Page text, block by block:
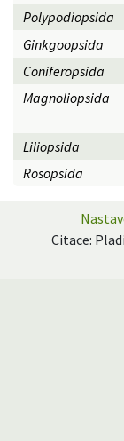
Polypodiopsida
Ginkgoopsida
Coniferopsida
Magnoliopsida
Liliopsida
Rosopsida
Citace: